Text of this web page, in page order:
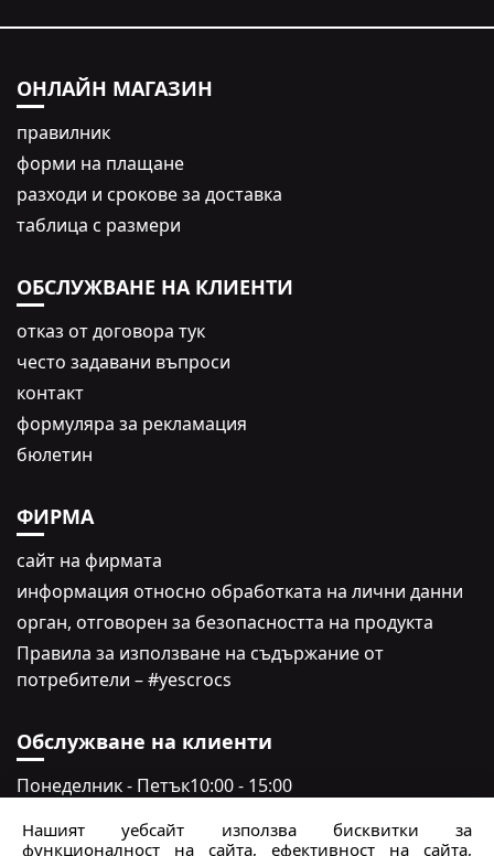
ОНЛАЙН МАГАЗИН
правилник
форми на плащане
разходи и срокове за доставка
таблица с размери
ОБСЛУЖВАНЕ НА КЛИЕНТИ
oтказ от договора тук
често задавани въпроси
контакт
формуляра за рекламация
бюлетин
ФИРМА
сайт на фирмата
информация относно обработката на лични данни
oрган, отговорен за безопасността на продукта
Правила за използване на съдържание от
потребители – #yescrocs
Обслужване на клиенти
Понеделник - Петък10:00 - 15:00
Събота - неделя
Нашият уебсайт използва бисквитки за
функционалност на сайта, ефективност на сайта,